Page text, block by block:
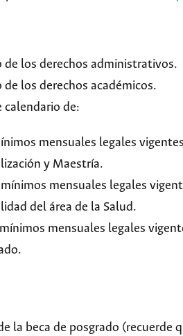
los derechos administrativos.
los derechos académicos.
calendario de:
mensuales legales
y Maestría.
mensuales legales
del área de la Salud.
mensuales legales
la beca de posgrado (recuerde